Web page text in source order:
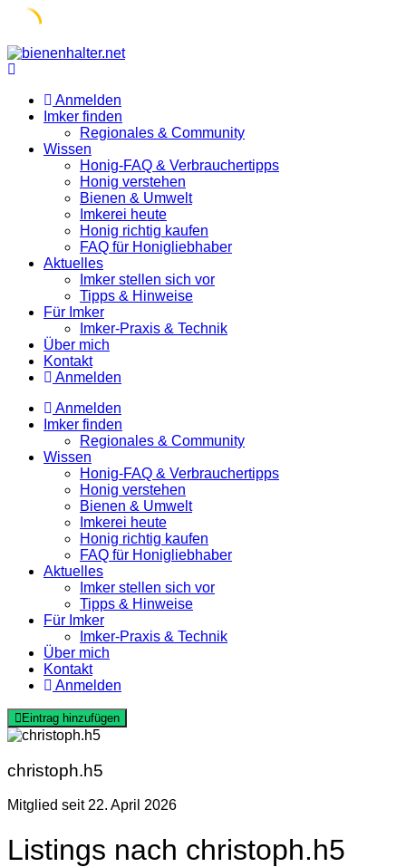
Skip
to
Anmelden
Imker finden
Regionales & Community
Wissen
Honig-FAQ & Verbrauchertipps
Honig verstehen
Bienen & Umwelt
Imkerei heute
Honig richtig kaufen
FAQ für Honigliebhaber
Aktuelles
Imker stellen sich vor
Tipps & Hinweise
Für Imker
Imker-Praxis & Technik
Über mich
Kontakt
Anmelden
Anmelden
Imker finden
Regionales & Community
Wissen
Honig-FAQ & Verbrauchertipps
Honig verstehen
Bienen & Umwelt
Imkerei heute
Honig richtig kaufen
FAQ für Honigliebhaber
Aktuelles
Imker stellen sich vor
Tipps & Hinweise
Für Imker
Imker-Praxis & Technik
Über mich
Kontakt
Anmelden
Eintrag hinzufügen
christoph.h5
Mitglied seit 22. April 2026
Listings nach christoph.h5